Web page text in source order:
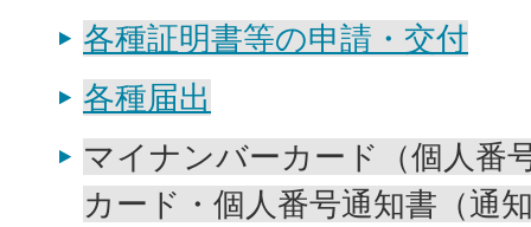
各種証明書等の申請・交付
各種届出
マイナンバーカード（個人番
カード・個人番号通知書（通